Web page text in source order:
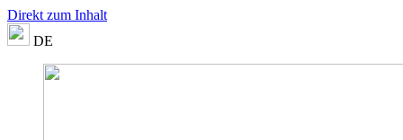
Direkt zum Inhalt
DE